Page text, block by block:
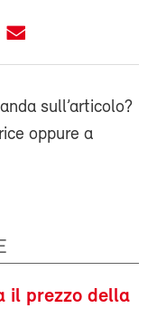
sull’articolo?
oppure a
il prezzo della